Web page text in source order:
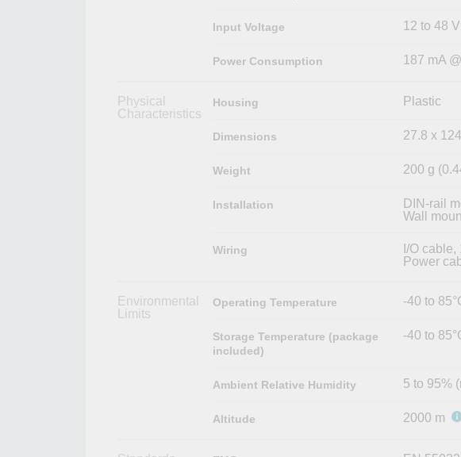
Input Voltage 12 to 48
Power Consumption 187 mA
Physical
Characteristics
Housing Plastic
Dimensions 27.8 x
Weight 200 g
Installation
DIN-rail
Wall
Wiring
I/O cable,
Power
Environmental
Limits
Operating Temperature -40 to
Storage Temperature (package
included)
-40 to
Ambient Relative Humidity 5 to 95%
Altitude 2000 m